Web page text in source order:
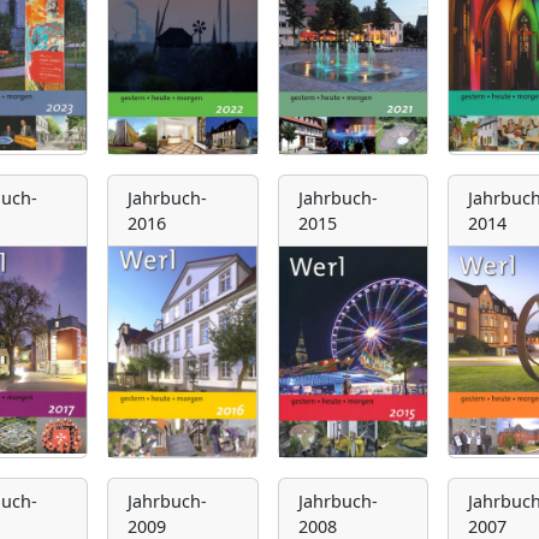
Jahrbuch-
2016
Jahrbuch-
2015
2014
Jahrbuch-
2009
Jahrbuch-
2008
2007